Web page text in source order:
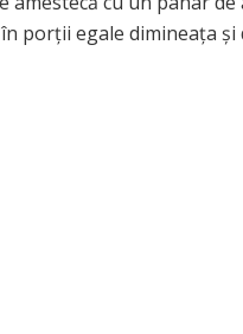
porții egale dimineața și